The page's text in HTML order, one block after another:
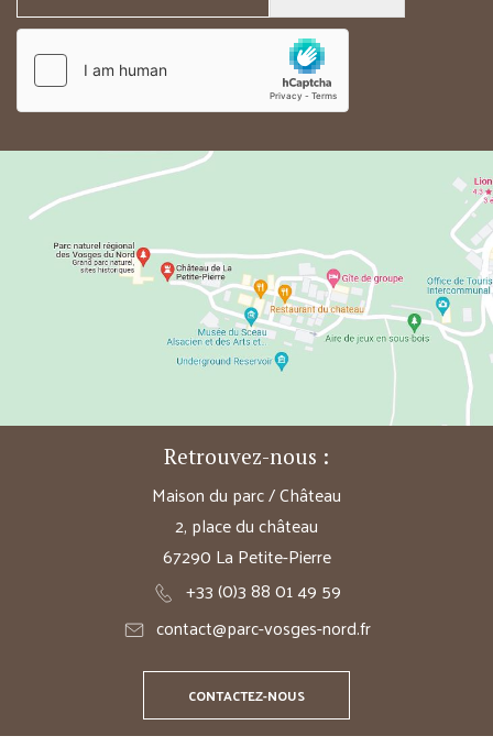
Retrouvez-nous :
Maison du parc / Château
2, place du château
67290 La Petite-Pierre
+33 (0)3 88 01 49 59
contact@parc-vosges-nord.fr
CONTACTEZ-NOUS